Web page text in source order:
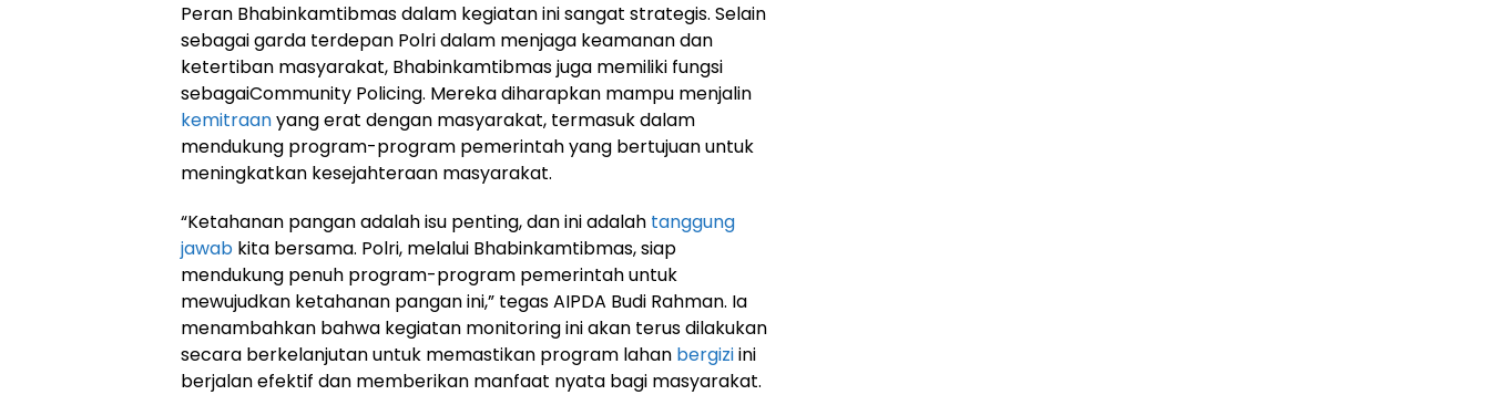
Peran Bhabinkamtibmas dalam kegiatan ini sangat strategis. Selain
sebagai garda terdepan Polri dalam menjaga keamanan dan
ketertiban masyarakat, Bhabinkamtibmas juga memiliki fungsi
sebagaiCommunity Policing. Mereka diharapkan mampu menjalin
kemitraanyang erat dengan masyarakat, termasuk dalam
mendukung program-program pemerintah yang bertujuan untuk
meningkatkan kesejahteraan masyarakat.
“Ketahanan pangan adalah isu penting, dan ini adalah tanggung
jawab kita bersama. Polri, melalui Bhabinkamtibmas, siap
mendukung penuh program-program pemerintah untuk
mewujudkan ketahanan pangan ini,” tegas AIPDA Budi Rahman. Ia
menambahkan bahwa kegiatan monitoring ini akan terus dilakukan
secara berkelanjutan untuk memastikan program lahan bergiziini
berjalan efektif dan memberikan manfaat nyata bagi masyarakat.